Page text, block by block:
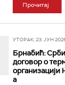
Прочитај
УТОРАК, 23. ЈУН
Брнабић:
договор о
а